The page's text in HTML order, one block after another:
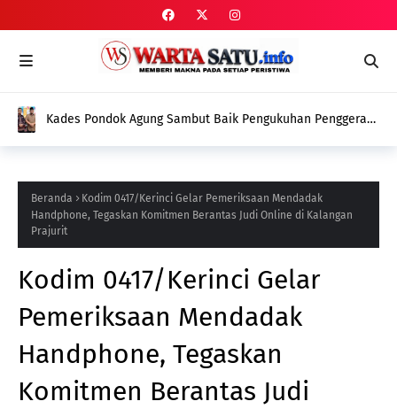
Kades Pondok Agung Sambut Baik Pengukuhan Penggerak
Beranda
Kodim 0417/Kerinci Gelar Pemeriksaan Mendadak
Handphone, Tegaskan Komitmen Berantas Judi Online di Kalangan
Prajurit
Kodim 0417/Kerinci Gelar
Pemeriksaan Mendadak
Handphone, Tegaskan
Komitmen Berantas Judi